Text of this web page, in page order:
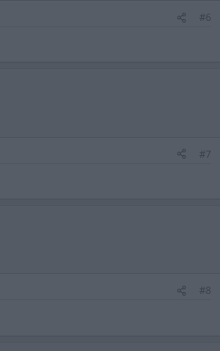
#6
#7
#8